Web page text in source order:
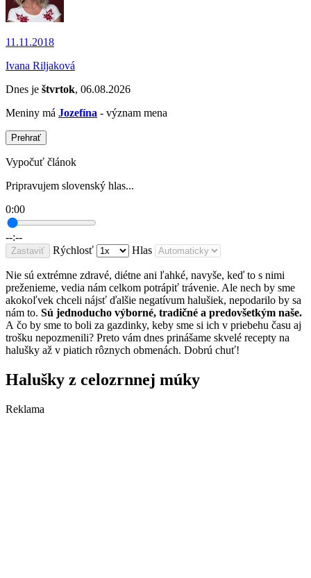
11.11.2018
Ivana Riljaková
Dnes je štvrtok, 06.08.2026
Meniny má Jozefína - význam mena
Prehrať
Vypočuť článok
Pripravujem slovenský hlas...
0:00
--:--
Zastaviť Rýchlosť Hlas
Nie sú extrémne zdravé, diétne ani ľahké, navyše, keď to s nimi
preženieme, vedia nám celkom potrápiť trávenie. Ale nech by sme
akokoľvek chceli nájsť ďalšie negatívum halušiek, nepodarilo by sa
nám to. Sú jednoducho výborné, tradičné a predovšetkým naše.
A čo by sme to boli za gazdinky, keby sme si ich v priebehu času aj
trošku nepozmenili? Preto vám dnes prinášame skvelé recepty na
halušky až v piatich rôznych obmenách. Dobrú chuť!
Halušky z celozrnnej múky
Reklama